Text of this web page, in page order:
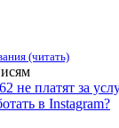
(читать)
не платят за
в Instagram?